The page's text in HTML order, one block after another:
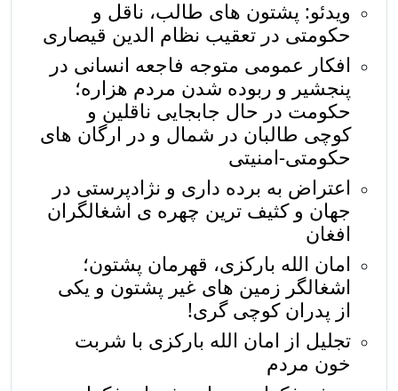
ویدئو: پشتون های طالب، ناقل و
حکومتی در تعقیب نظام الدین قیصاری
افکار عمومی متوجه فاجعه انسانی در
پنجشیر و ربوده شدن مردم هزاره؛
حکومت در حال جابجایی ناقلین و
کوچی طالبان در شمال و در ارگان های
حکومتی-امنیتی
اعتراض به برده داری و نژادپرستی در
جهان و کثیف ترین چهره ی اشغالگران
افغان
امان الله بارکزی، قهرمان پشتون؛
اشغالگر زمین های غیر پشتون و یکی
از پدران کوچی گری!
تجلیل از امان الله بارکزی با شربت
خون مردم